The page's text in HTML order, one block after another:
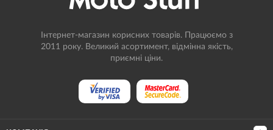
Інтернет-магазин корисних товарів. Працюємо з
2011 року. Великий асортимент, відмінна якість,
приємні ціни.